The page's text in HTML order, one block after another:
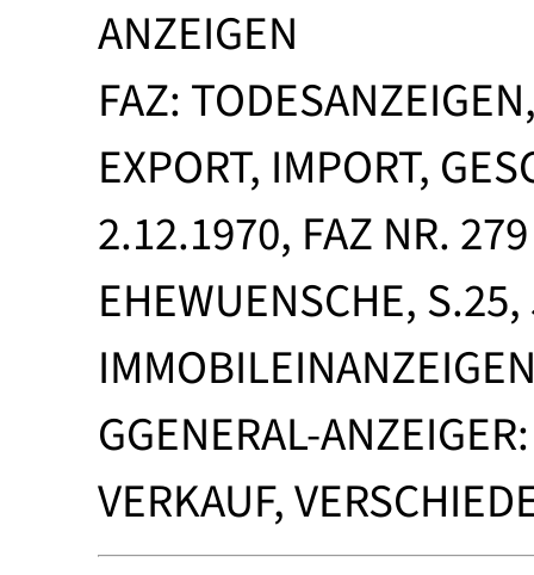
ANZEIGEN
FAZ:
EXPORT, IMPORT,
2.12.1970, FAZ NR. 279
EHEWUENSCHE,
GGENERAL-
VERKAUF,